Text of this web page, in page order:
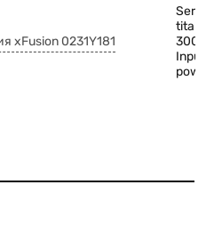
xFusion 0231Y181